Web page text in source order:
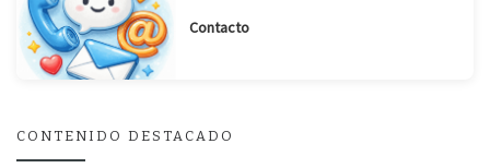
Contacto
CONTENIDO DESTACADO